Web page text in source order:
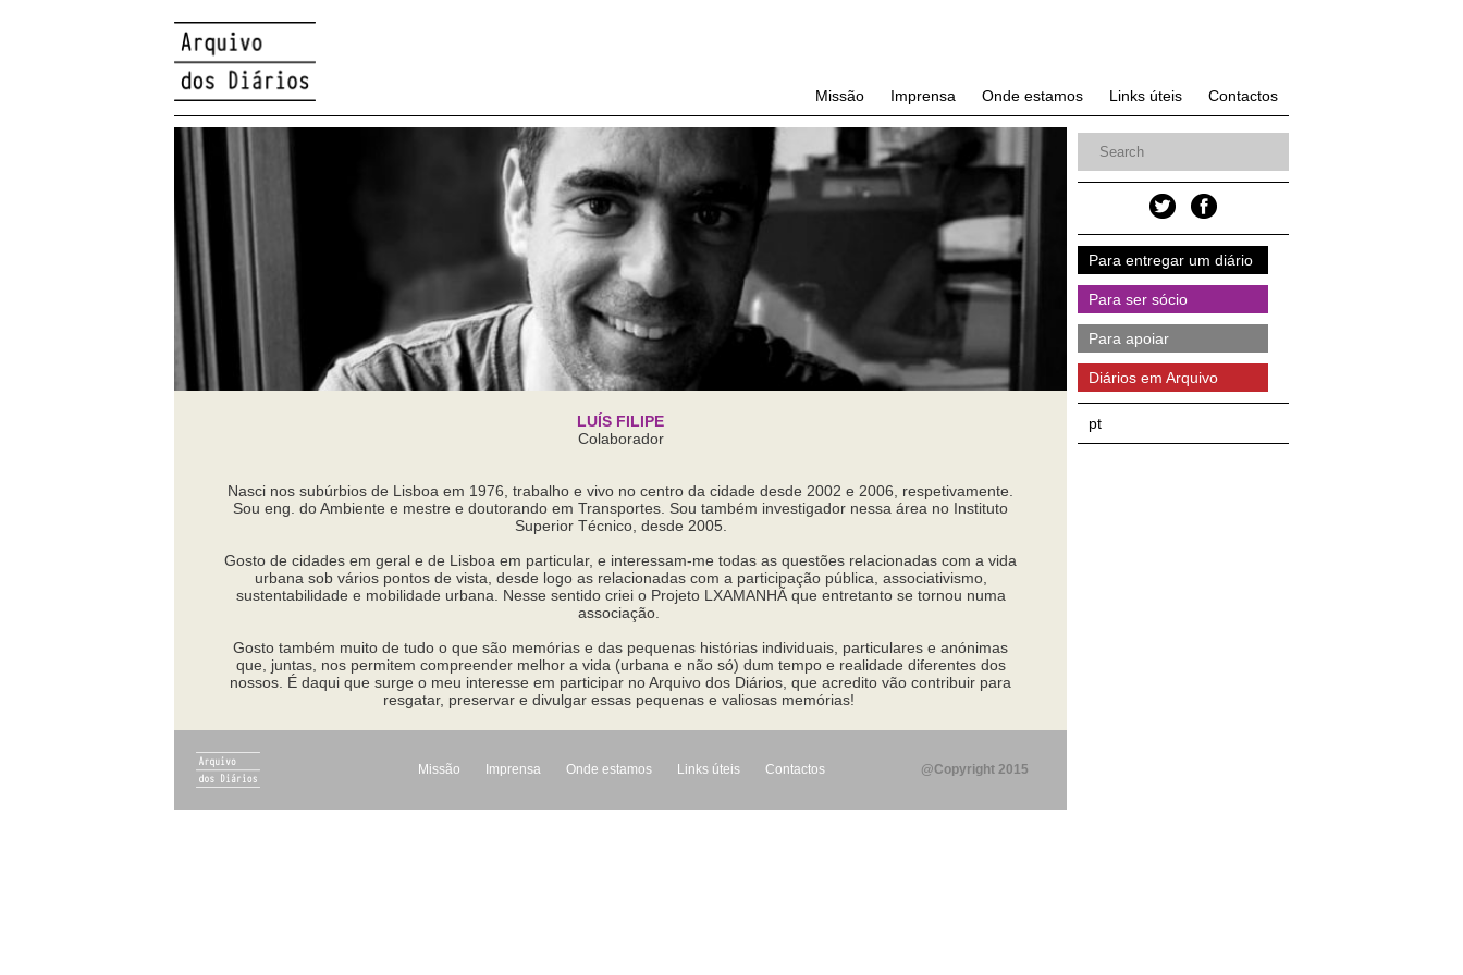
Missão Imprensa Onde estamos Links úteis Contactos
LUÍS FILIPE
Colaborador
Nasci nos subúrbios de Lisboa em 1976, trabalho e vivo no centro da cidade desde 2002 e 2006, respetivamente.
Sou eng. do Ambiente e mestre e doutorando em Transportes. Sou também investigador nessa área no Instituto
Superior Técnico, desde 2005.
Gosto de cidades em geral e de Lisboa em particular, e interessam-me todas as questões relacionadas com a vida
urbana sob vários pontos de vista, desde logo as relacionadas com a participação pública, associativismo,
sustentabilidade e mobilidade urbana. Nesse sentido criei o Projeto LXAMANHÃ que entretanto se tornou numa
associação.
Gosto também muito de tudo o que são memórias e das pequenas histórias individuais, particulares e anónimas
que, juntas, nos permitem compreender melhor a vida (urbana e não só) dum tempo e realidade diferentes dos
nossos. É daqui que surge o meu interesse em participar no Arquivo dos Diários, que acredito vão contribuir para
resgatar, preservar e divulgar essas pequenas e valiosas memórias!
Missão Imprensa Onde estamos Links úteis Contactos @Copyright 2015
Para entregar um diário
Para ser sócio
Para apoiar
Diários em Arquivo
pt